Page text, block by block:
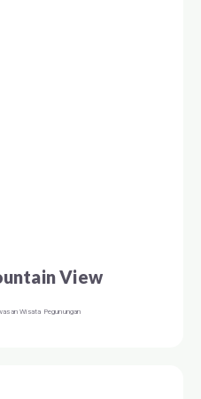
View
Wisata Pegunungan